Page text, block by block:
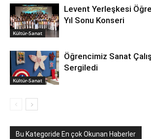
Kültür-Sanat
Levent Yerleşkesi
Yıl Sonu Konseri
Kültür-Sanat
Öğrencimiz Sanat
Sergiledi
Bu Kategoride En çok Okunan Haberler